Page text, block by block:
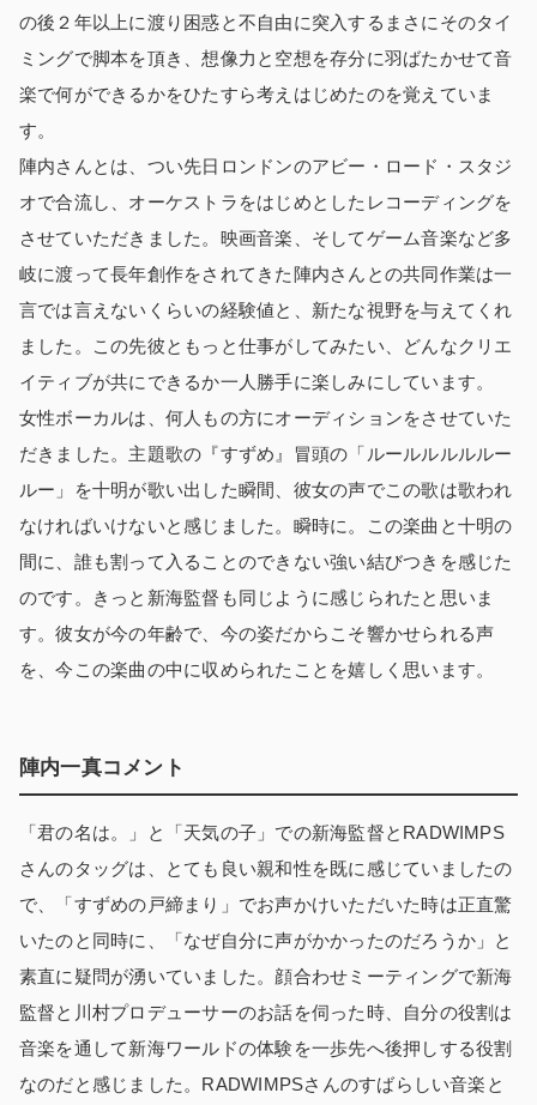
の後２年以上に渡り困惑と不自由に突入するまさにそのタイ
ミングで脚本を頂き、想像力と空想を存分に羽ばたかせて音
楽で何ができるかをひたすら考えはじめたのを覚えていま
す。
陣内さんとは、つい先日ロンドンのアビー・ロード・スタジ
オで合流し、オーケストラをはじめとしたレコーディングを
させていただきました。映画音楽、そしてゲーム音楽など多
岐に渡って長年創作をされてきた陣内さんとの共同作業は一
言では言えないくらいの経験値と、新たな視野を与えてくれ
ました。この先彼ともっと仕事がしてみたい、どんなクリエ
イティブが共にできるか一人勝手に楽しみにしています。
女性ボーカルは、何人もの方にオーディションをさせていた
だきました。主題歌の『すずめ』冒頭の「ルールルルルルー
ルー」を十明が歌い出した瞬間、彼女の声でこの歌は歌われ
なければいけないと感じました。瞬時に。この楽曲と十明の
間に、誰も割って入ることのできない強い結びつきを感じた
のです。きっと新海監督も同じように感じられたと思いま
す。彼女が今の年齢で、今の姿だからこそ響かせられる声
を、今この楽曲の中に収められたことを嬉しく思います。
陣内一真コメント
「君の名は。」と「天気の子」での新海監督とRADWIMPS
さんのタッグは、とても良い親和性を既に感じていましたの
で、「すずめの戸締まり」でお声かけいただいた時は正直驚
いたのと同時に、「なぜ自分に声がかかったのだろうか」と
素直に疑問が湧いていました。顔合わせミーティングで新海
監督と川村プロデューサーのお話を伺った時、自分の役割は
音楽を通して新海ワールドの体験を一歩先へ後押しする役割
なのだと感じました。RADWIMPSさんのすばらしい音楽と